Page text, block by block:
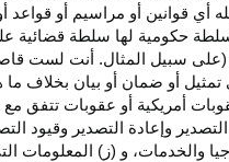
أي قوانين أو مراسيم أو قواعد
سلطة حكومية لها سلطة قضائية
(على سبيل المثال. أنت لست
تمثيل أو ضمان أو بيان بخلاف
أمريكية أو عقوبات تتفق
التصدير وإعادة التصدير وقيود
والخدمات، و (ز)